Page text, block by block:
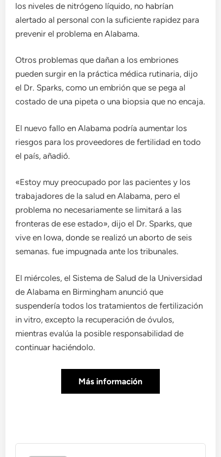
los niveles de nitrógeno líquido, no habrían
alertado al personal con la suficiente rapidez para
prevenir el problema en Alabama.
Otros problemas que dañan a los embriones
pueden surgir en la práctica médica rutinaria, dijo
el Dr. Sparks, como un embrión que se pega al
costado de una pipeta o una biopsia que no encaja.
El nuevo fallo en Alabama podría aumentar los
riesgos para los proveedores de fertilidad en todo
el país, añadió.
«Estoy muy preocupado por las pacientes y los
trabajadores de la salud en Alabama, pero el
problema no necesariamente se limitará a las
fronteras de ese estado», dijo el Dr. Sparks, que
vive en Iowa, donde se realizó un aborto de seis
semanas. fue impugnada ante los tribunales.
El miércoles, el Sistema de Salud de la Universidad
de Alabama en Birmingham anunció que
suspendería todos los tratamientos de fertilización
in vitro, excepto la recuperación de óvulos,
mientras evalúa la posible responsabilidad de
continuar haciéndolo.
Más información